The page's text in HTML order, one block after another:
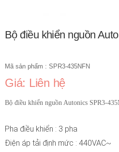
Bộ điều khiển nguồn
Mã sản phẩm : SPR3-435NFN
Giá: Liên hệ
Bộ điều khiển nguồn Autonics SPR3-
Pha điều khiển : 3 pha
Điện áp tải định mức : 440VAC~